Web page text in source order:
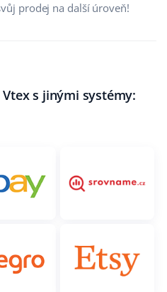
prodej na další úroveň!
s jinými systémy: